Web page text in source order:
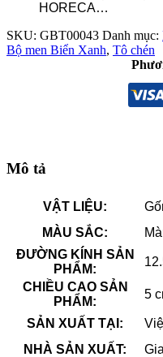
HORECA…
SKU: GBT00043 Danh mục:
Bộ men Biển Xanh, Tô chén
Mô tả
VẬT LIỆU:
MÀU SẮC:
ĐƯỜNG KÍNH SẢN
PHẨM:
CHIỀU CAO SẢN
PHẨM:
5
SẢN XUẤT TẠI:
NHÀ SẢN XUẤT: